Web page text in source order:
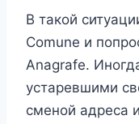
В такой
Comune и
Anagrafe.
устаревшими
сменой адреса